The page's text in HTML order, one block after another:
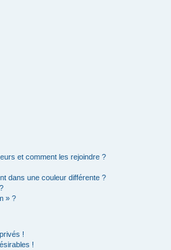
et comment les rejoindre ?
dans une couleur différente ?
» ?
!
!